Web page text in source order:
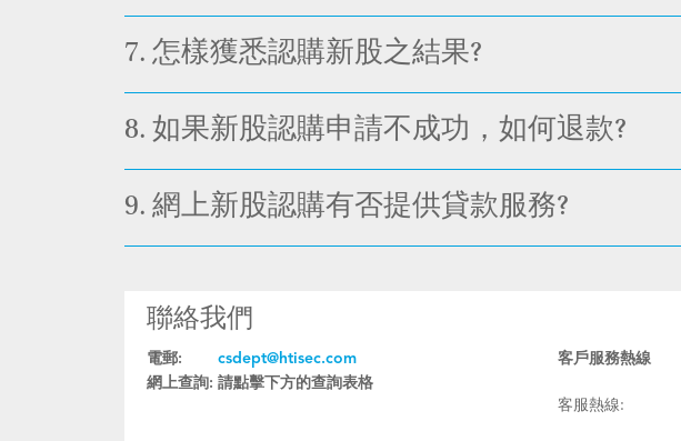
7. 怎樣獲悉認購新股之結果?
8. 如果新股認購申請不成功，如何退款?
9. 網上新股認購有否提供貸款服務?
聯絡我們
電郵:
csdept@htisec.com
網上查詢: 請點擊下方的查詢表格
客戶服務熱線
客服熱線: